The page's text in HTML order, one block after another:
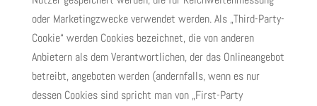
oder Marketingzwecke verwendet werden. Als „Third-Party-
Cookie“ werden Cookies bezeichnet, die von anderen
Anbietern als dem Verantwortlichen, der das Onlineangebot
betreibt, angeboten werden (andernfalls, wenn es nur
dessen Cookies sind spricht man von „First-Party